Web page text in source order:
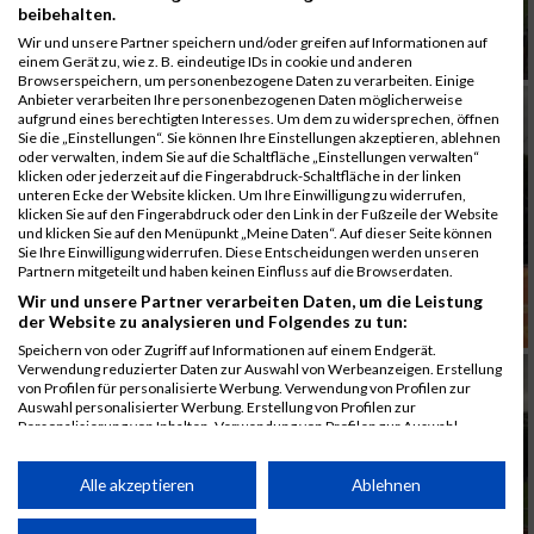
beibehalten.
Wir und unsere Partner speichern und/oder greifen auf Informationen auf
einem Gerät zu, wie z. B. eindeutige IDs in cookie und anderen
Browserspeichern, um personenbezogene Daten zu verarbeiten. Einige
Anbieter verarbeiten Ihre personenbezogenen Daten möglicherweise
aufgrund eines berechtigten Interesses. Um dem zu widersprechen, öffnen
Sie die „Einstellungen“. Sie können Ihre Einstellungen akzeptieren, ablehnen
oder verwalten, indem Sie auf die Schaltfläche „Einstellungen verwalten“
klicken oder jederzeit auf die Fingerabdruck-Schaltfläche in der linken
unteren Ecke der Website klicken. Um Ihre Einwilligung zu widerrufen,
klicken Sie auf den Fingerabdruck oder den Link in der Fußzeile der Website
und klicken Sie auf den Menüpunkt „Meine Daten“. Auf dieser Seite können
Sie Ihre Einwilligung widerrufen. Diese Entscheidungen werden unseren
Partnern mitgeteilt und haben keinen Einfluss auf die Browserdaten.
Wir und unsere Partner verarbeiten Daten, um die Leistung
der Website zu analysieren und Folgendes zu tun:
Speichern von oder Zugriff auf Informationen auf einem Endgerät.
Verwendung reduzierter Daten zur Auswahl von Werbeanzeigen. Erstellung
von Profilen für personalisierte Werbung. Verwendung von Profilen zur
Auswahl personalisierter Werbung. Erstellung von Profilen zur
Personalisierung von Inhalten. Verwendung von Profilen zur Auswahl
Performance von Inhalten. Analyse von Zielgruppen durch Statistiken oder
Kombinationen von Daten aus verschiedenen Quellen. Entwicklung und
von Inhalten.
Alle akzeptieren Ablehnen